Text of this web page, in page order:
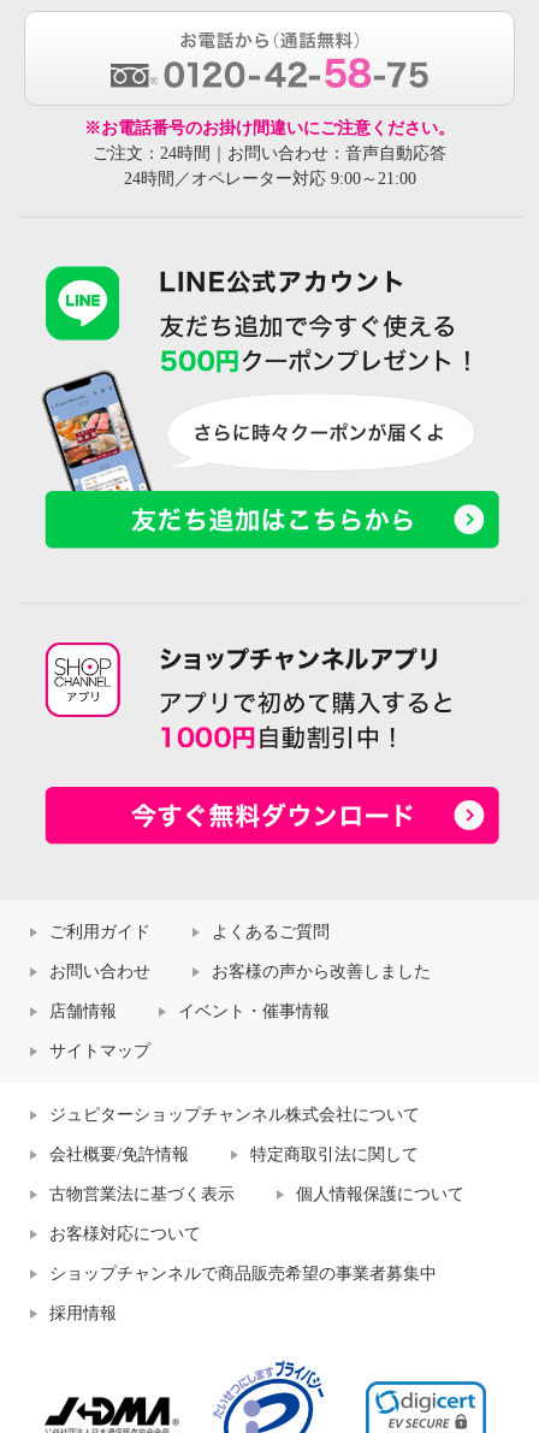
※お電話番号のお掛け間違いにご注意ください。
ご注文：24時間｜お問い合わせ：音声自動応答
24時間／オペレーター対応 9:00～21:00
ご利用ガイド よくあるご質問
お問い合わせ お客様の声から改善しました
店舗情報 イベント・催事情報
サイトマップ
ジュピターショップチャンネル株式会社について
会社概要/免許情報 特定商取引法に関して
古物営業法に基づく表示 個人情報保護について
お客様対応について
ショップチャンネルで商品販売希望の事業者募集中
採用情報